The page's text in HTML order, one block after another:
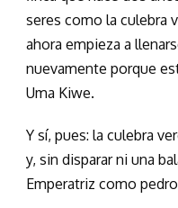
seres como la culebra
ahora empieza a
nuevamente porque
Uma Kiwe.
Y sí, pues: la culebra
y, sin disparar ni una
Emperatriz como